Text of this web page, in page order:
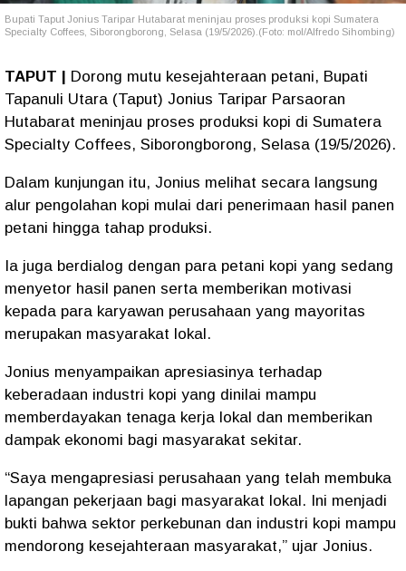
Bupati Taput Jonius Taripar Hutabarat meninjau proses produksi kopi Sumatera
Specialty Coffees, Siborongborong, Selasa (19/5/2026).(Foto: mol/Alfredo Sihombing)
TAPUT | Dorong mutu kesejahteraan petani, Bupati
Tapanuli Utara (Taput) Jonius Taripar Parsaoran
Hutabarat meninjau proses produksi kopi di Sumatera
Specialty Coffees, Siborongborong, Selasa (19/5/2026).
Dalam kunjungan itu, Jonius melihat secara langsung
alur pengolahan kopi mulai dari penerimaan hasil panen
petani hingga tahap produksi.
Ia juga berdialog dengan para petani kopi yang sedang
menyetor hasil panen serta memberikan motivasi
kepada para karyawan perusahaan yang mayoritas
merupakan masyarakat lokal.
Jonius menyampaikan apresiasinya terhadap
keberadaan industri kopi yang dinilai mampu
memberdayakan tenaga kerja lokal dan memberikan
dampak ekonomi bagi masyarakat sekitar.
“Saya mengapresiasi perusahaan yang telah membuka
lapangan pekerjaan bagi masyarakat lokal. Ini menjadi
bukti bahwa sektor perkebunan dan industri kopi mampu
mendorong kesejahteraan masyarakat,” ujar Jonius.